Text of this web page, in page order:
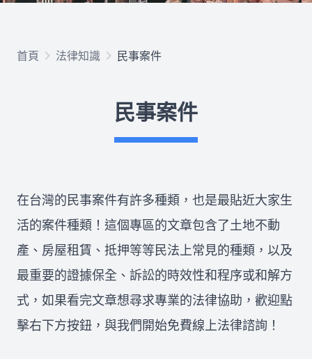
欠錢不還
律師推薦
所有文章 免費法律諮詢
首頁 法律知識 民事案件
民事案件
在台灣的民事案件有許多種類，也是最貼近大家生
活的案件種類！這個專區的文章包含了土地不動
產、房屋租賃、抵押等等民法上常見的種類，以及
最重要的證據保全、訴訟的時效性和程序或和解方
式，如果看完文章想尋求專業的法律協助，歡迎點
擊右下方按鈕，與我們開始免費線上法律諮詢！